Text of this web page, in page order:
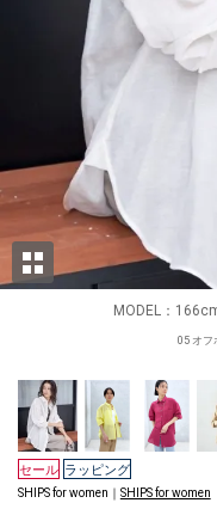
MODEL：
05 オフ
セール ラッピング
SHIPS for women｜ SHIPS for women